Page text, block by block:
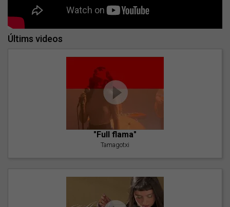
Últims videos
"Full flama"
Tamagotxi